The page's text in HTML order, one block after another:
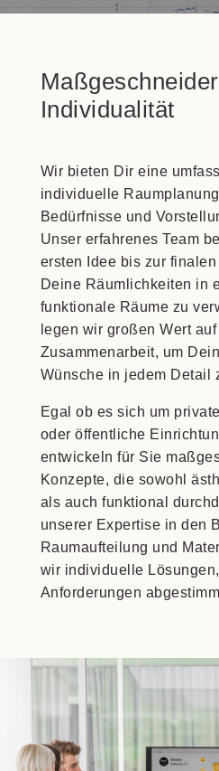
Individualität
Wir bieten Dir eine
individuelle
Bedürfnisse und
Unser erfahrenes Team
ersten Idee bis zur
Deine Räumlichkeiten in
funktionale Räume zu
legen wir großen Wert
Zusammenarbeit, um
Wünsche in jedem Detail
Egal ob es sich um
oder öffentliche
entwickeln für Sie
Konzepte, die sowohl
als auch funktional
unserer Expertise in den
Raumaufteilung und
wir individuelle
Anforderungen